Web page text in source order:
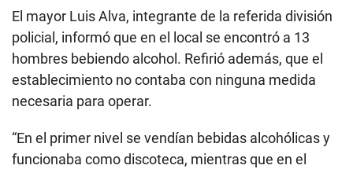
El mayor Luis Alva, integrante de la referida división
policial, informó que en el local se encontró a 13
hombres bebiendo alcohol. Refirió además, que el
establecimiento no contaba con ninguna medida
necesaria para operar.
“En el primer nivel se vendían bebidas alcohólicas y
funcionaba como discoteca, mientras que en el